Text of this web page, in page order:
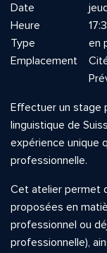
Date
Heure
Type
en
Emplacement
Effectuer un stage
linguistique de
expérience unique
professionnelle.
Cet atelier permet
proposées en
professionnel ou
professionnelle),